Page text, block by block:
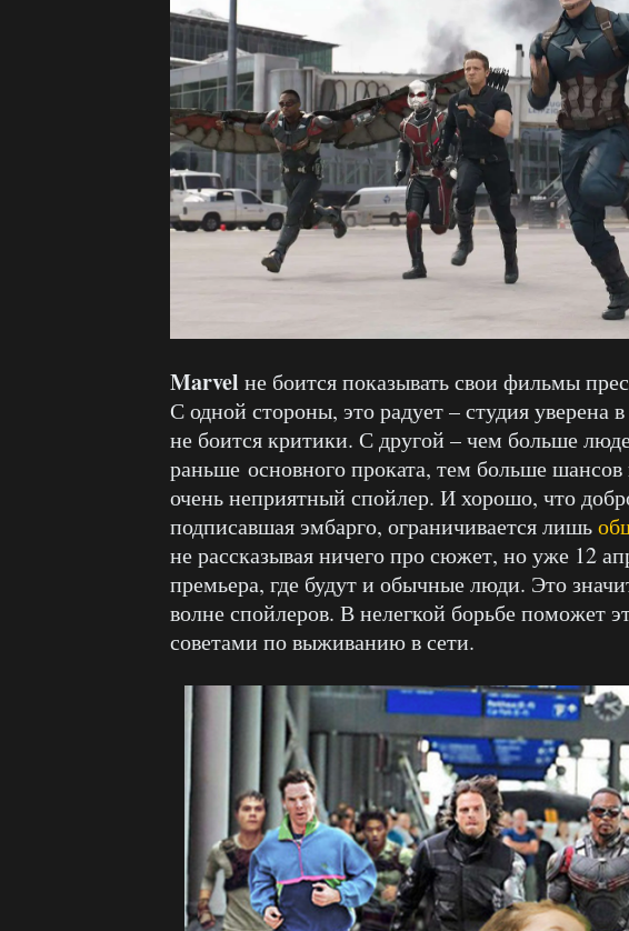
Marvel не боится показывать свои фильмы
С одной стороны, это радует – студия уверена
не боится критики. С другой – чем больше
раньше основного проката, тем больше шансов
очень неприятный спойлер. И хорошо, что
подписавшая эмбарго, ограничивается лишь
не рассказывая ничего про сюжет, но уже 12
премьера, где будут и обычные люди. Это
волне спойлеров. В нелегкой борьбе поможет
советами по выживанию в сети.